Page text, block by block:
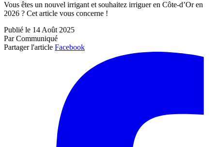
Vous êtes un nouvel irrigant et souhaitez irriguer en Côte-d’Or en
2026 ? Cet article vous concerne !
Publié le 14 Août 2025
Par Communiqué
Partager l'article Facebook